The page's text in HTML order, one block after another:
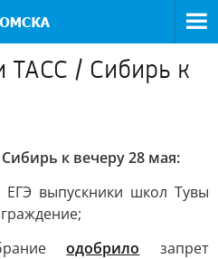
ТАСС / Сибирь к
к вечеру 28 мая:
выпускники школ Тувы
одобрило запрет